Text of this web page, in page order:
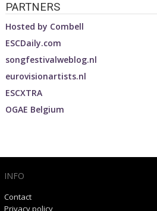
PARTNERS
Hosted by Combell
ESCDaily.com
songfestivalweblog.nl
eurovisionartists.nl
ESCXTRA
OGAE Belgium
INFO
Contact
Privacy policy